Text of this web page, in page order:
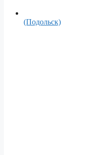
(Подольск)